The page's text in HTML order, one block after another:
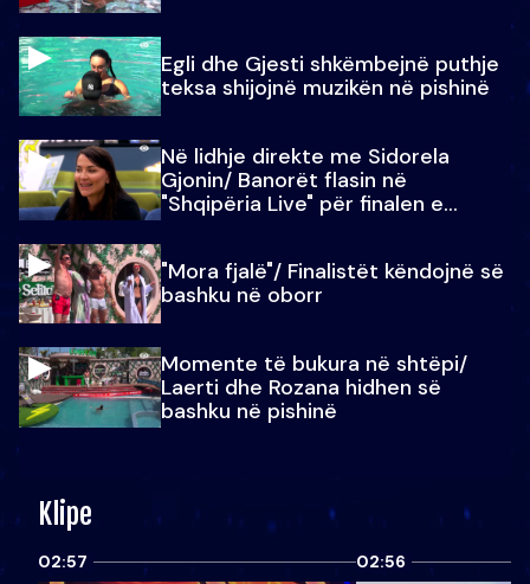
Egli dhe Gjesti shkëmbejnë puthje
teksa shijojnë muzikën në pishinë
Në lidhje direkte me Sidorela
Gjonin/ Banorët flasin në
"Shqipëria Live" për finalen e
"Mora fjalë"/ Finalistët këndojnë së
bashku në oborr
Momente të bukura në shtëpi/
Laerti dhe Rozana hidhen së
bashku në pishinë
Klipe
02:57 02:56